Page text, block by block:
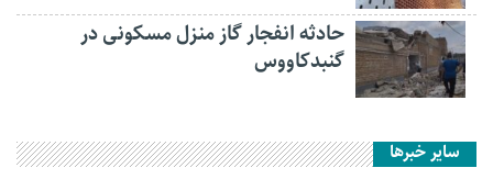
حادثه انفجار گاز منزل مسکونی در
گنبدکاووس
سایر خبرها